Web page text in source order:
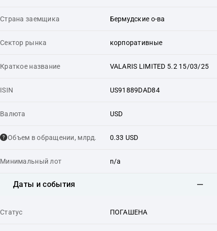
Страна заемщика Бермудские о-ва
Сектор рынка корпоративные
Краткое название VALARIS LIMITED 5.2 15/03/25
ISIN US91889DAD84
Валюта USD
Объем в обращении, млрд. 0.33 USD
Минимальный лот n/a
Даты и события
Статус ПОГАШЕНА